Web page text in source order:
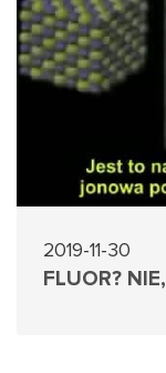
2019-11-30
FLUOR?